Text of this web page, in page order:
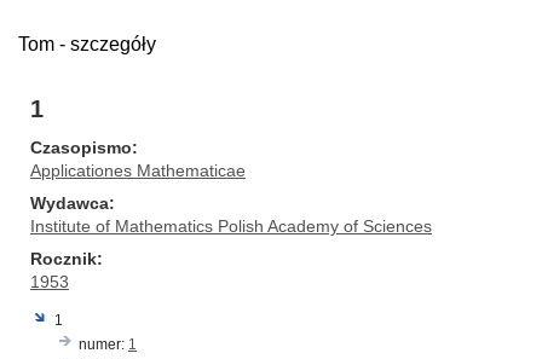
Tom - szczegóły
1
Czasopismo
Applicationes Mathematicae
Wydawca
Institute of Mathematics Polish Academy of Sciences
Rocznik
1953
1
numer: 1